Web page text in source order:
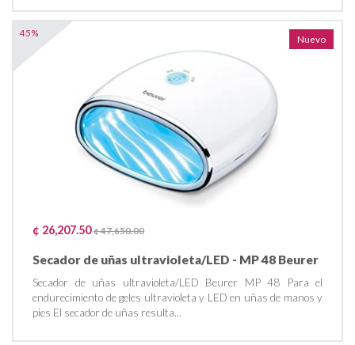
¢ 26,207.50¢ 47,650.00
Secador de uñas ultravioleta/LED - MP 48 Beurer
Secador de uñas ultravioleta/LED Beurer MP 48 Para el
endurecimiento de geles ultravioleta y LED en uñas de manos y
pies El secador de uñas resulta...
45%
Nuevo